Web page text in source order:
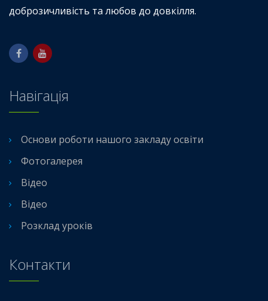
доброзичливість та любов до довкілля.
Навігація
Основи роботи нашого закладу освіти
Фотогалерея
Відео
Відео
Розклад уроків
Контакти